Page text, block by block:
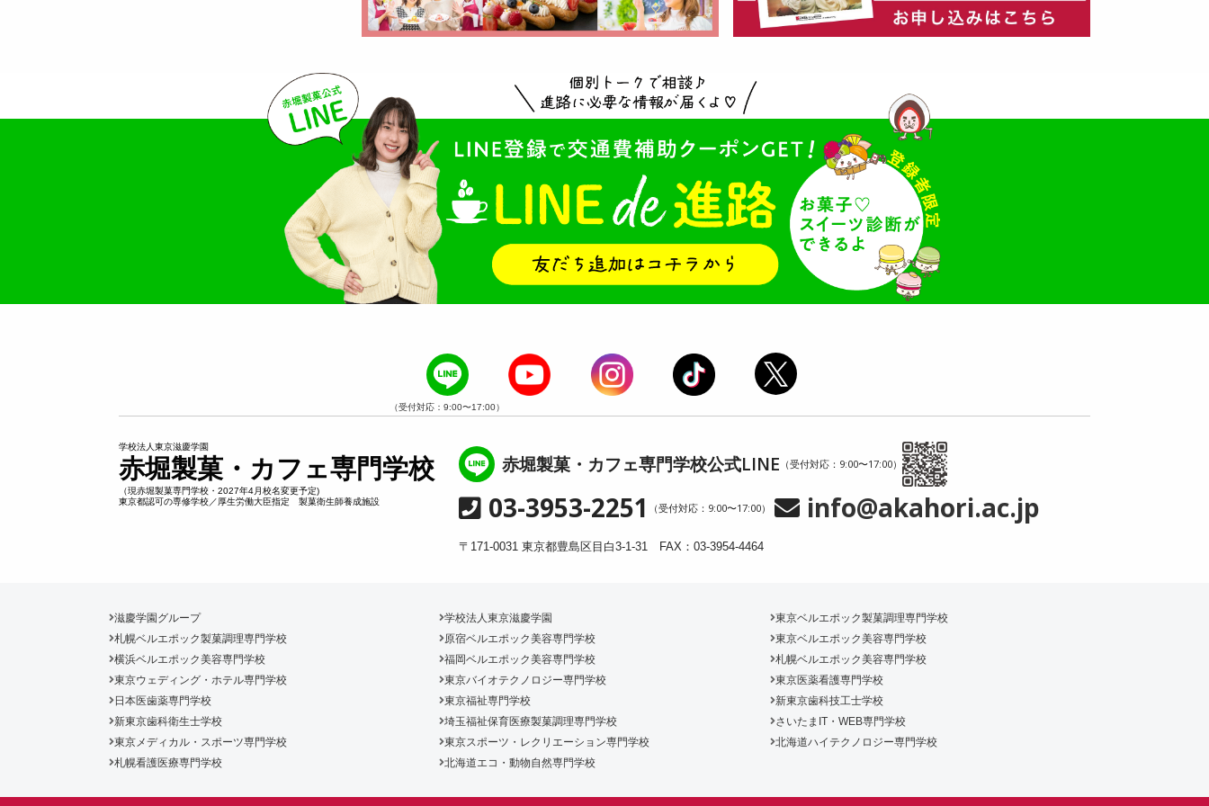
（受付対応：9:00〜17:00）
学校法人東京滋慶学園
赤堀製菓・カフェ専門学校
（現赤堀製菓専門学校・2027年4月校名変更予定)
東京都認可の専修学校／厚生労働大臣指定 製菓衛生師養成施設
赤堀製菓・カフェ専門学校公式LINE （受付対応：9:00〜17:00）
03-3953-2251 （受付対応：9:00〜17:00） info@akahori.ac.jp
〒171-0031 東京都豊島区目白3-1-31 FAX：03-3954-4464
滋慶学園グループ 学校法人東京滋慶学園
東京ベルエポック製菓調理専門学校
札幌ベルエポック製菓調理専門学校
原宿ベルエポック美容専門学校
東京ベルエポック美容専門学校
横浜ベルエポック美容専門学校
福岡ベルエポック美容専門学校
札幌ベルエポック美容専門学校
東京ウェディング・ホテル専門学校
東京バイオテクノロジー専門学校
東京医薬看護専門学校
日本医歯薬専門学校
東京福祉専門学校
新東京歯科技工士学校
新東京歯科衛生士学校
埼玉福祉保育医療製菓調理専門学校
さいたまIT・WEB専門学校
東京メディカル・スポーツ専門学校
東京スポーツ・レクリエーション専門学校
北海道ハイテクノロジー専門学校
札幌看護医療専門学校
北海道エコ・動物自然専門学校